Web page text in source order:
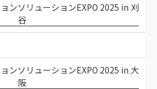
ンソリューションEXPO 2025 in 刈
谷
ンソリューションEXPO 2025 in 大
阪